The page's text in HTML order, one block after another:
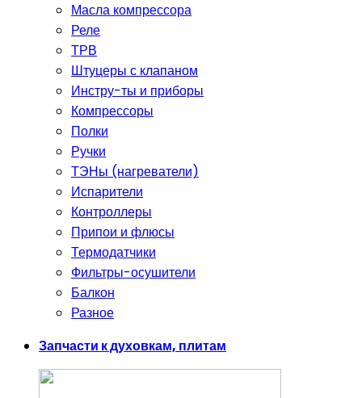
Масла компрессора
Реле
ТРВ
Штуцеры с клапаном
Инстру-ты и приборы
Компрессоры
Полки
Ручки
ТЭНы (нагреватели)
Испарители
Контроллеры
Припои и флюсы
Термодатчики
Фильтры-осушители
Балкон
Разное
Запчасти к духовкам, плитам